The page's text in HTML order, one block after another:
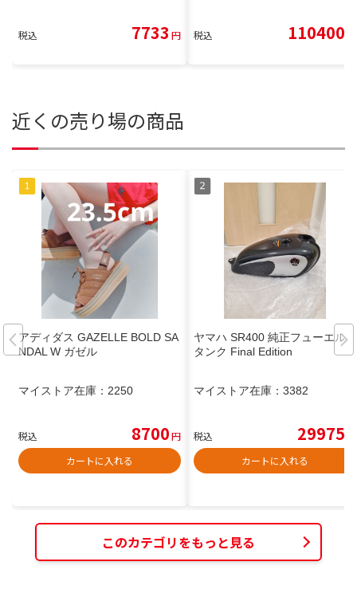
税込 7733 円 税込 110400
近くの売り場の商品
アディダス GAZELLE BOLD SA
NDAL W ガゼル
マイストア在庫： 2250
税込 8700円
カートに入れる
ヤマハ SR400 純正フューエル
タンク Final Edition
マイストア在庫： 3382
税込 29975
カートに入れる
このカテゴリをもっと見る